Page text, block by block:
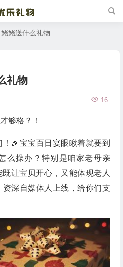
姥送什么礼物
礼物
16
够格？！
🎉宝宝百日宴眼瞅着就要到
么操办？特别是咱家老母亲
让宝贝开心，又能体现老人
深自媒体人上线，给你们支